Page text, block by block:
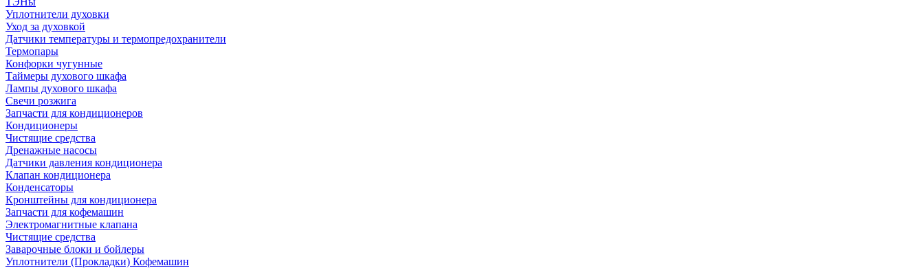
Уплотнители духовки
Уход за духовкой
Датчики температуры и термопредохранители
Термопары
Конфорки чугунные
Таймеры духового шкафа
Лампы духового шкафа
Свечи розжига
Запчасти для кондиционеров
Кондиционеры
Чистящие средства
Дренажные насосы
Датчики давления кондиционера
Клапан кондиционера
Конденсаторы
Кронштейны для кондиционера
Запчасти для кофемашин
Электромагнитные клапана
Чистящие средства
Заварочные блоки и бойлеры
Уплотнители (Прокладки) Кофемашин